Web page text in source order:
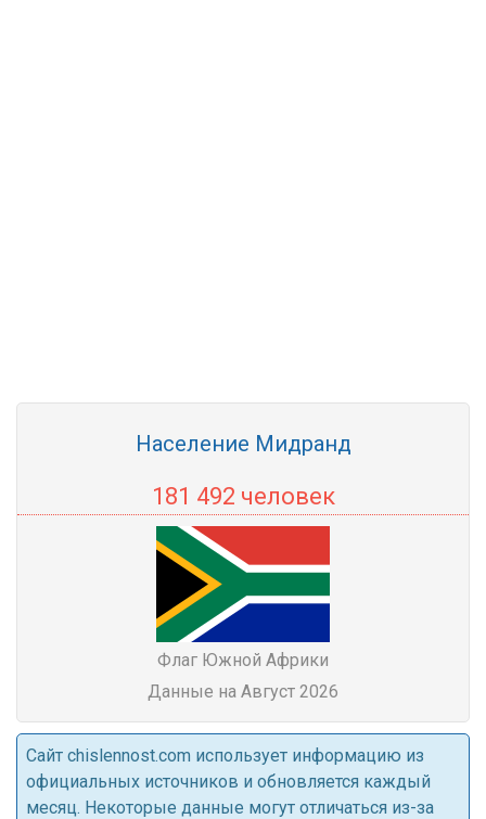
Население Мидранд
181 492 человек
Флаг Южной Африки
Данные на Август 2026
Cайт chislennost.com использует информацию из
официальных источников и обновляется каждый
месяц. Некоторые данные могут отличаться из-за